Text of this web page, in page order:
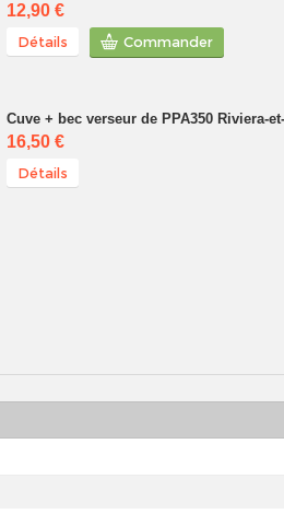
12,90 €
Détails Commander
Cuve + bec verseur de PPA350 Riviera-
16,50 €
Détails